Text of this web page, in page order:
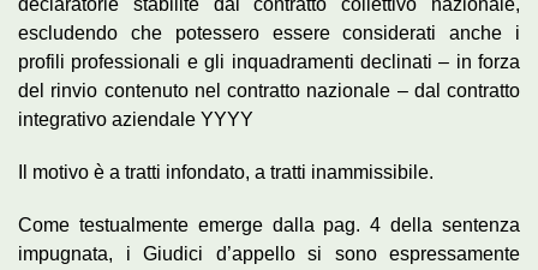
escludendo che potessero essere considerati anche i
profili professionali e gli inquadramenti declinati – in forza
del rinvio contenuto nel contratto nazionale – dal contratto
integrativo aziendale YYYY
Il motivo è a tratti infondato, a tratti inammissibile.
Come testualmente emerge dalla pag. 4 della sentenza
impugnata, i Giudici d’appello si sono espressamente